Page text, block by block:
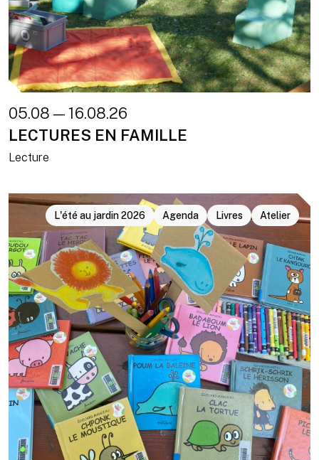
05.08 — 16.08.26
LECTURES EN FAMILLE
Lecture
L'été au jardin 2026 Agenda Livres Atelier